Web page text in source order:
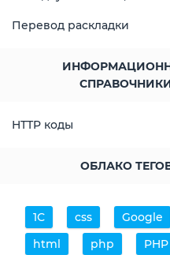
Перевод раскладки
HTTP коды
ОБЛАКО
1С css
Google
html
php
PHP
Перейти
Справка:
на его
видеть
(Во
в таблице